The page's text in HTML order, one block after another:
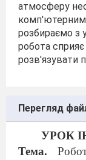
атмосферу
розбираємо з
робота
розв'язувати
Перегляд
УРОК
Тема.